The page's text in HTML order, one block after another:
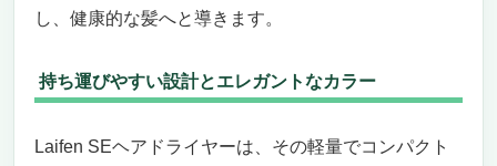
し、健康的な髪へと導きます。
持ち運びやすい設計とエレガントなカラー
Laifen SEヘアドライヤーは、その軽量でコンパクト